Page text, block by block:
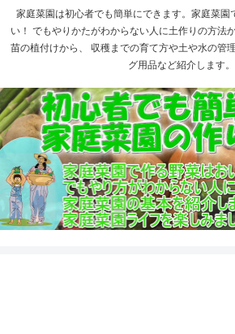
家庭菜園は初心者でも簡単にできます。家庭菜園
い！ でもやりかたがわからない人に土作りの方法
苗の植付けから、 収穫までの育て方や土や水の管
グ用品など紹介します。